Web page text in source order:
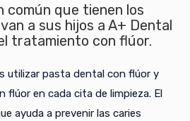
común que tienen los
a sus hijos a A+ Dental
tratamiento con flúor.
utilizar pasta dental con flúor y
en cada cita de limpieza. El
ayuda a prevenir las caries